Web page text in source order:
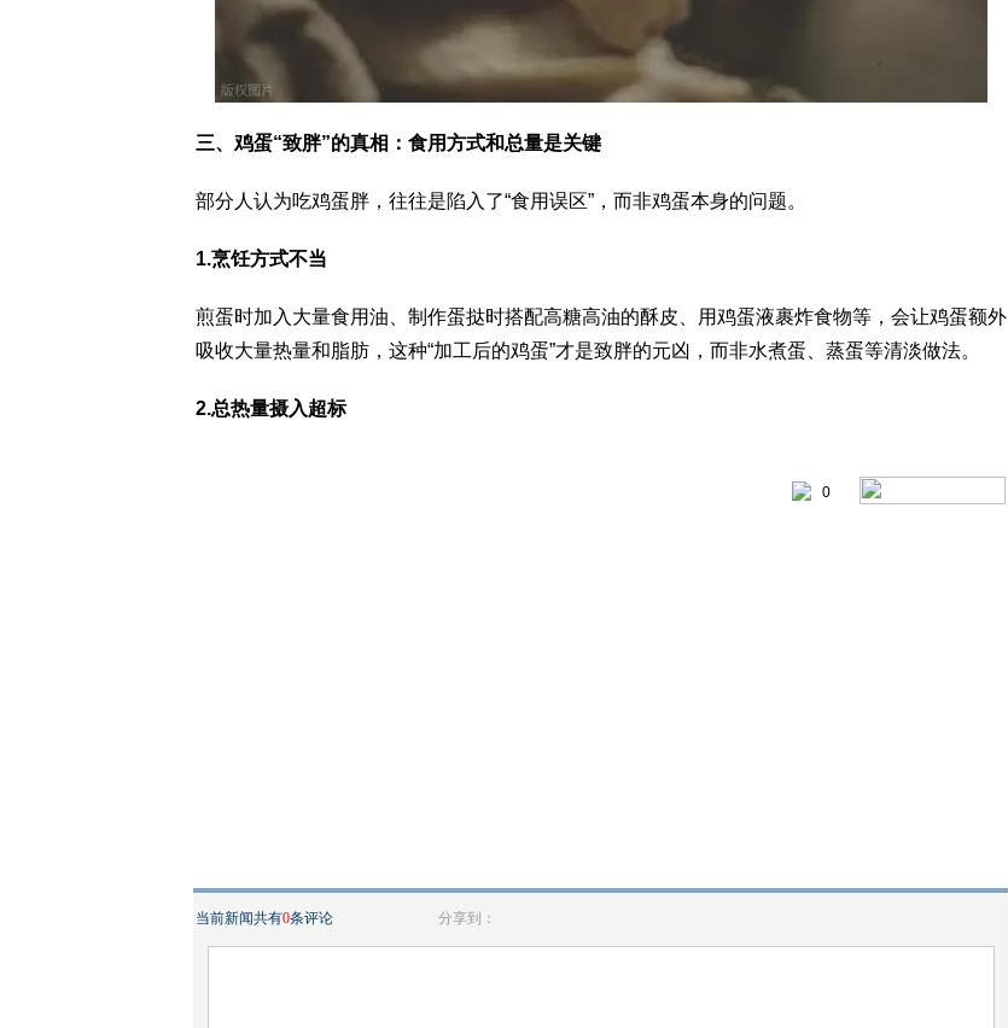
三、鸡蛋“致胖”的真相：食用方式和总量是关键
部分人认为吃鸡蛋胖，往往是陷入了“食用误区”，而非鸡蛋本身的问题。
1.烹饪方式不当
煎蛋时加入大量食用油、制作蛋挞时搭配高糖高油的酥皮、用鸡蛋液裹炸食物等，会让鸡蛋额外
吸收大量热量和脂肪，这种“加工后的鸡蛋”才是致胖的元凶，而非水煮蛋、蒸蛋等清淡做法。
2.总热量摄入超标
0
当前新闻共有0条评论 分享到：